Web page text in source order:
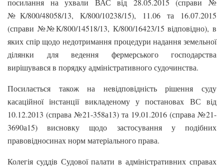
посилання на ухвали ВАС від 28.05.2015 (справи №
№К/800/48058/13, К/800/10238/15), 11.06 та 16.07.2015
(справи №№К/800/14518/13, К/800/16423/15 відповідно), в
яких спір щодо недотримання процедури надання земельної
ділянки для ведення фермерського господарства
вирішувався в порядку адміністративного судочинства.
Посилається також на невідповідність рішення суду
касаційної інстанції викладеному у постановах ВС від
10.12.2013 (справа №21-358а13) та 19.01.2016 (справа №21-
3690а15) висновку щодо застосування у подібних
правовідносинах норм матеріального права.
Колегія суддів Судової палати в адміністративних справах